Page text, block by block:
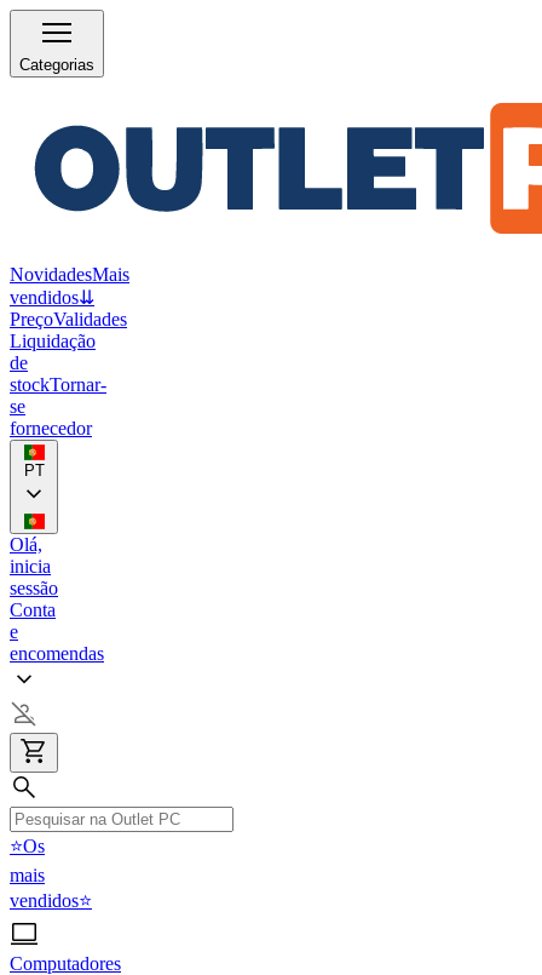
Categorias
NovidadesMais
vendidos⇊
PreçoValidades
Liquidação
de
stockTornar-
se
fornecedor
PT
Olá,
inicia
sessão
Conta
e
encomendas
⭐Os
mais
vendidos⭐
Computadores